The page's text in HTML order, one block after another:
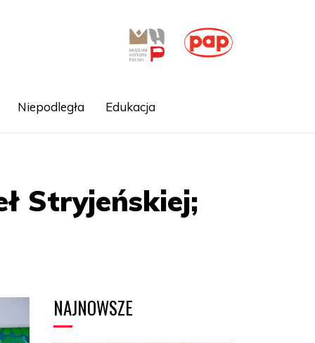
Niepodległa Edukacja
Stryjeńskiej;
NAJNOWSZE